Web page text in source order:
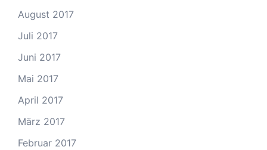
August 2017
Juli 2017
Juni 2017
Mai 2017
April 2017
März 2017
Februar 2017